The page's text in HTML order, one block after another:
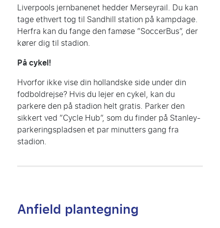
Liverpools jernbanenet hedder Merseyrail. Du kan
tage ethvert tog til Sandhill station på kampdage.
Herfra kan du fange den famøse ”SoccerBus”, der
kører dig til stadion.
På cykel!
Hvorfor ikke vise din hollandske side under din
fodboldrejse? Hvis du lejer en cykel, kan du
parkere den på stadion helt gratis. Parker den
sikkert ved ”Cycle Hub”, som du finder på Stanley-
parkeringspladsen et par minutters gang fra
stadion.
Anfield plantegning